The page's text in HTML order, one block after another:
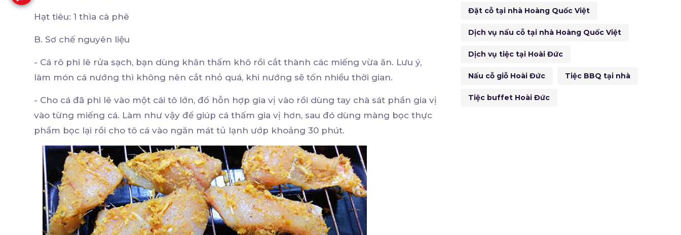
Hạt tiêu: 1 thìa cà phê
B. Sơ chế nguyên liệu
- Cá rô phi lê rửa sạch, bạn dùng khăn thấm khô rồi cắt thành các miếng vừa ăn. Lưu ý,
làm món cá nướng thì không nên cắt nhỏ quá, khi nướng sẽ tốn nhiều thời gian.
- Cho cá đã phi lê vào một cái tô lớn, đổ hỗn hợp gia vị vào rồi dùng tay chà sát phần gia vị
vào từng miếng cá. Làm như vậy để giúp cá thấm gia vị hơn, sau đó dùng màng bọc thực
phẩm bọc lại rồi cho tô cá vào ngăn mát tủ lạnh ướp khoảng 30 phút.
Đặt cỗ tại nhà Hoàng Quốc Việt
Dịch vụ nấu cỗ tại nhà Hoàng Quốc Việt
Dịch vụ tiệc tại Hoài Đức
Nấu cỗ giỗ Hoài Đức Tiệc BBQ tại nhà
Tiệc buffet Hoài Đức